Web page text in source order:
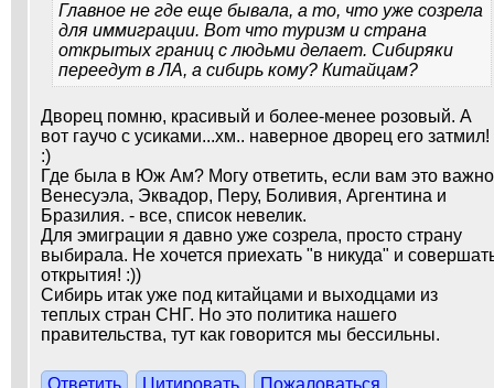
Главное не где еще бывала, а то, что уже созрела
для иммиграции. Вот что туризм и страна
открытых границ с людьми делает. Сибиряки
переедут в ЛА, а сибирь кому? Китайцам?
Дворец помню, красивый и более-менее розовый. А
вот гаучо с усиками...хм.. наверное дворец его затмил!
:)
Где была в Юж Ам? Могу ответить, если вам это
Венесуэла, Эквадор, Перу, Боливия, Аргентина и
Бразилия. - все, список невелик.
Для эмиграции я давно уже созрела, просто страну
выбирала. Не хочется приехать "в никуда" и
открытия! :))
Сибирь итак уже под китайцами и выходцами из
теплых стран СНГ. Но это политика нашего
правительства, тут как говорится мы бессильны.
Ответить Цитировать Пожаловаться